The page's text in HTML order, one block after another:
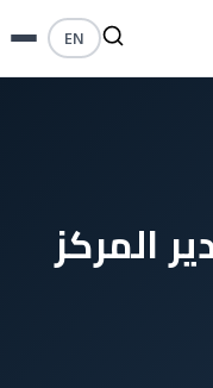
EN
المركز